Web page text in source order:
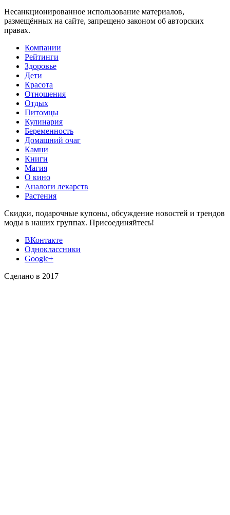
Несанкционированное использование материалов,
размещённых на сайте, запрещено законом об авторских
правах.
Компании
Рейтинги
Здоровье
Дети
Красота
Отношения
Отдых
Питомцы
Кулинария
Беременность
Домашний очаг
Камни
Книги
Магия
О кино
Аналоги лекарств
Растения
Скидки, подарочные купоны, обсуждение новостей и трендов
моды в наших группах. Присоединяйтесь!
ВКонтакте
Одноклассники
Google+
Сделано в 2017